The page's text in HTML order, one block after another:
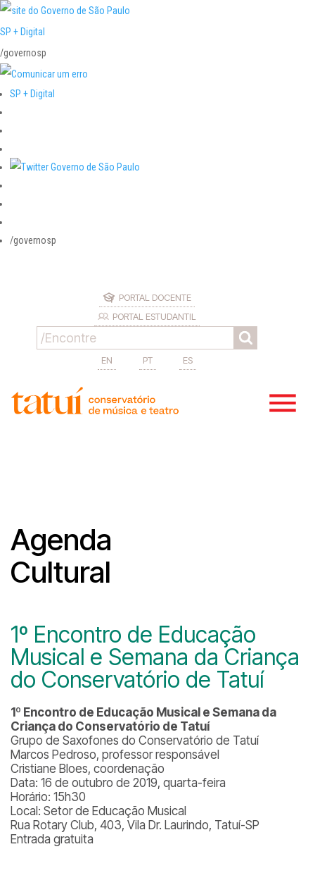
SP + Digital
/governosp
SP + Digital
/governosp
PORTAL DOCENTE
PORTAL ESTUDANTIL
EN PT ES
Agenda
Cultural
1º Encontro de Educação
Musical e Semana da Criança
do Conservatório de Tatuí
1º Encontro de Educação Musical e Semana da
Criança do Conservatório de Tatuí
Grupo de Saxofones do Conservatório de Tatuí
Marcos Pedroso, professor responsável
Cristiane Bloes, coordenação
Data: 16 de outubro de 2019, quarta-feira
Horário: 15h30
Local: Setor de Educação Musical
Rua Rotary Club, 403, Vila Dr. Laurindo, Tatuí-SP
Entrada gratuita